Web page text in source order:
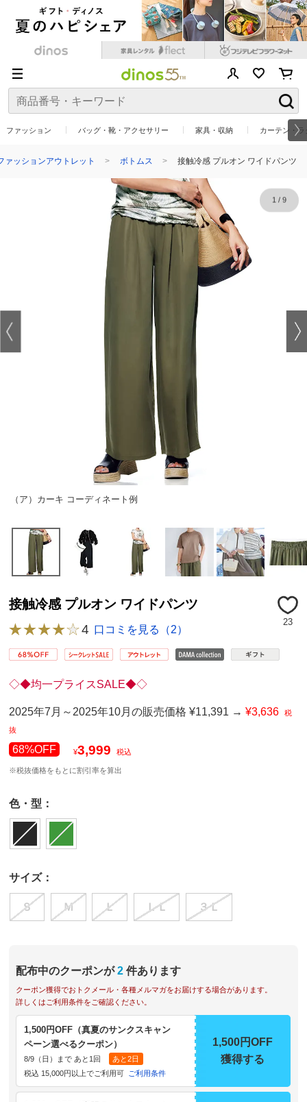
ファッション バッグ・靴・アクセサリー 家具・収納 カーテン・
ァッションアウトレット ボトムス 接触冷感 プルオン ワイドパンツ
（ア）カーキ コーディネート例
1/ 9
接触冷感 プルオン ワイドパンツ
23
4 口コミを見る（2）
◇◆均一プライスSALE◆◇
2025年7月～2025年10月の販売価格 ¥11,391 →¥3,636 税
抜
68%OFF ¥3,999 税込
※税抜価格をもとに割引率を算出
色・型：
サイズ：
Ｓ Ｍ Ｌ ＬＬ ３Ｌ
配布中のクーポンが 2 件あります
クーポン獲得でおトクメール・各種メルマガをお届けする場合があります。
詳しくはご利用条件をご確認ください。
1,500円OFF（真夏のサンクスキャン
ペーン選べるクーポン）
8/9（日）まで あと1回
あと2日
税込 15,000円以上でご利用可
ご利用条件
1,500円OFF
獲得する